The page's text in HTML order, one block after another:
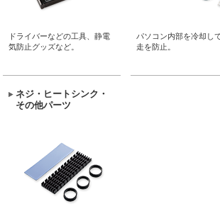
ドライバーなどの工具、静電
気防止グッズなど。
パソコン内部を冷却し
走を防止。
ネジ・ヒートシンク・
その他パーツ